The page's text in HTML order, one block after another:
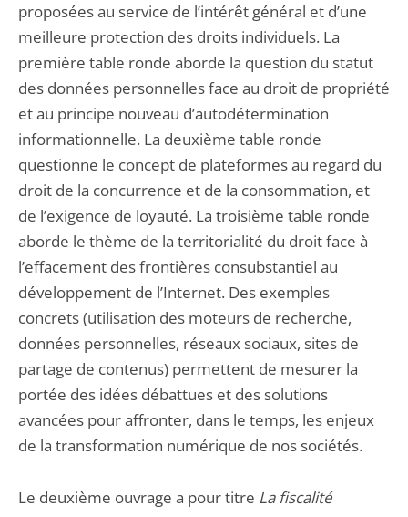
proposées au service de l’intérêt général et d’une
meilleure protection des droits individuels. La
première table ronde aborde la question du statut
des données personnelles face au droit de propriété
et au principe nouveau d’autodétermination
informationnelle. La deuxième table ronde
questionne le concept de plateformes au regard du
droit de la concurrence et de la consommation, et
de l’exigence de loyauté. La troisième table ronde
aborde le thème de la territorialité du droit face à
l’effacement des frontières consubstantiel au
développement de l’Internet. Des exemples
concrets (utilisation des moteurs de recherche,
données personnelles, réseaux sociaux, sites de
partage de contenus) permettent de mesurer la
portée des idées débattues et des solutions
avancées pour affronter, dans le temps, les enjeux
de la transformation numérique de nos sociétés.
Le deuxième ouvrage a pour titre La fiscalité